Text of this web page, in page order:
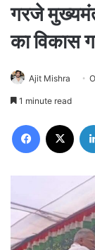
गरजे
का विकास
Ajit Mishra
1 minute read
Facebook